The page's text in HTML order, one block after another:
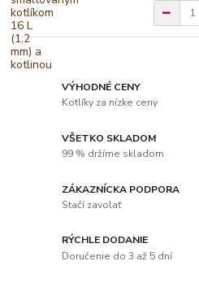
VÝHODNÉ CENY
Kotlíky za nízke ceny
VŠETKO SKLADOM
99 % držíme skladom
ZÁKAZNÍCKA PODPORA
Stačí zavolať
RÝCHLE DODANIE
Doručenie do 3 až 5 dní